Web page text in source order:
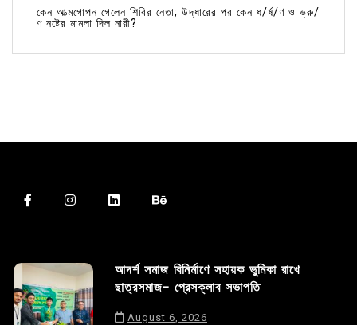
কেন আত্মগোপন গেলেন শিবির নেতা; উদ্ধারের পর কেন ধ/র্ষ/ণ ও ভ্রু/
ণ নষ্টের মামলা দিল নারী?
আদর্শ সমাজ বিনির্মাণে সহায়ক ভুমিকা রাখে
ছাত্রসমাজ- প্রেসক্লাব সভাপতি
August 6, 2026